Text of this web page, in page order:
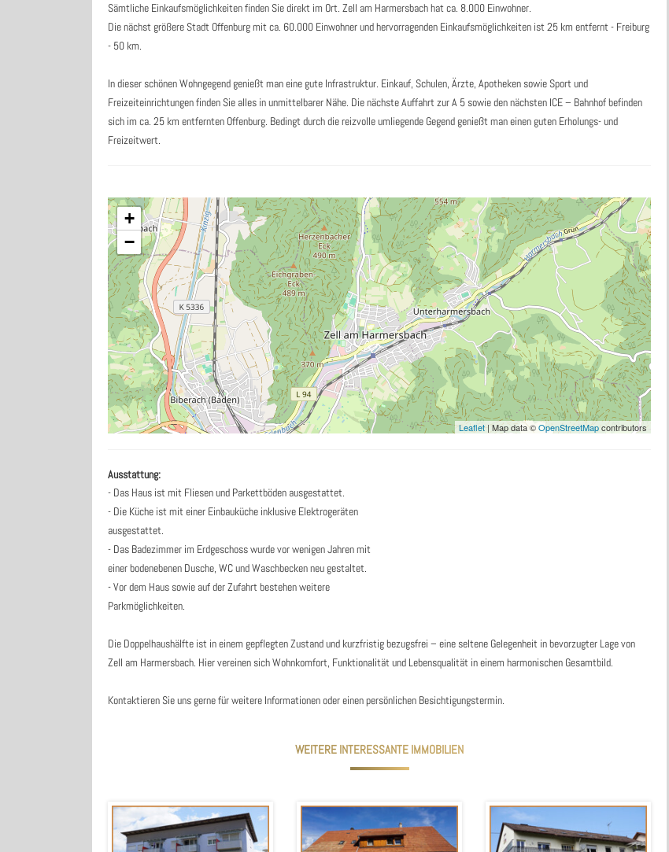
Sämtliche Einkaufsmöglichkeiten finden Sie direkt im Ort. Zell am Harmersbach hat ca. 8.000 Einwohner.
Die nächst größere Stadt Offenburg mit ca. 60.000 Einwohner und hervorragenden Einkaufsmöglichkeiten ist 25 km entfernt - Freiburg
- 50 km.
In dieser schönen Wohngegend genießt man eine gute Infrastruktur. Einkauf, Schulen, Ärzte, Apotheken sowie Sport und
Freizeiteinrichtungen finden Sie alles in unmittelbarer Nähe. Die nächste Auffahrt zur A 5 sowie den nächsten ICE – Bahnhof befinden
sich im ca. 25 km entfernten Offenburg. Bedingt durch die reizvolle umliegende Gegend genießt man einen guten Erholungs- und
Freizeitwert.
+
−
Leaflet | Map data ©OpenStreetMapcontributors
Ausstattung:
- Das Haus ist mit Fliesen und Parkettböden ausgestattet.
- Die Küche ist mit einer Einbauküche inklusive Elektrogeräten
ausgestattet.
- Das Badezimmer im Erdgeschoss wurde vor wenigen Jahren mit
einer bodenebenen Dusche, WC und Waschbecken neu gestaltet.
- Vor dem Haus sowie auf der Zufahrt bestehen weitere
Parkmöglichkeiten.
Die Doppelhaushälfte ist in einem gepflegten Zustand und kurzfristig bezugsfrei – eine seltene Gelegenheit in bevorzugter Lage von
Zell am Harmersbach. Hier vereinen sich Wohnkomfort, Funktionalität und Lebensqualität in einem harmonischen Gesamtbild.
Kontaktieren Sie uns gerne für weitere Informationen oder einen persönlichen Besichtigungstermin.
WEITERE INTERESSANTE IMMOBILIEN